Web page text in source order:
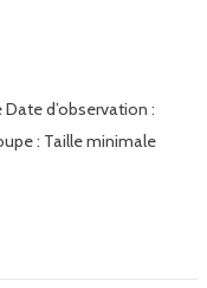
d’observation :
: Taille minimale